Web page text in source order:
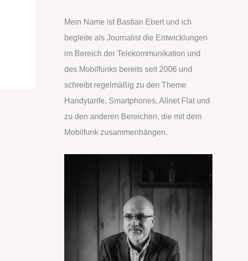
n
n
a
c
h
:
Mein Name ist Bastian Ebert und ich
begleite als Journalist die Entwicklungen
im Bereich der Telekommunikation und
des Mobilfunks bereits seit 2006 und
schreibt regelmäßig zu den Theme
Handytarife, Smartphones, Allnet Flat und
zu den anderen Bereichen, die mit dem
Mobilfunk zusammenhängen.